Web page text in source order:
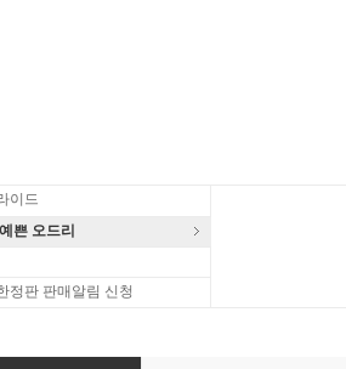
이드
쁜 오드리
정판 판매알림 신청